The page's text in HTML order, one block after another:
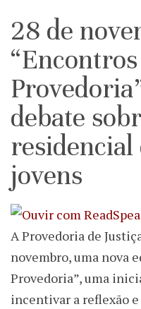
PT
28 de
debate
residencial
jovens
A Provedoria de
novembro, uma nova
Provedoria”, uma
incentivar a reflexão